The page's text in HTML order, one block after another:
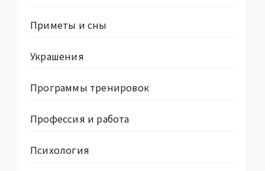
Приметы и сны
Украшения
Программы тренировок
Профессия и работа
Психология